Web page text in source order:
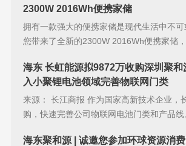
2300W 2016Wh便携家储
拥有一款强大的便携家储是现代生活中不
您带来了全新的2300W 2016Wh便携家储
海东 长虹能源拟9872万收购深圳聚和
入小聚锂电池领域完善物联网门类
来源： 长江商报 作为国家高新技术企业，
购，快速完善公司物联网电池门类和产
海东聚和源 | 诚邀您参加环球资源消